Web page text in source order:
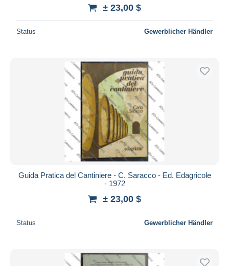
± 23,00 $
Status Gewerblicher Händler
Guida Pratica del Cantiniere - C. Saracco - Ed. Edagricole
- 1972
± 23,00 $
Status Gewerblicher Händler